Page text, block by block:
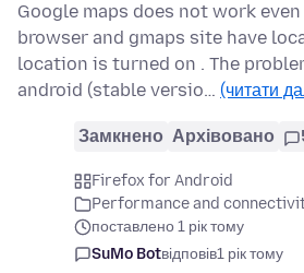
Google maps does not work
browser and gmaps site have
location is turned on . The
android (stable versio… (читати
Замкнено Архівовано
Firefox for Android
Performance and
поставлено 1 рік тому
SuMo Botвідповів1 рік тому